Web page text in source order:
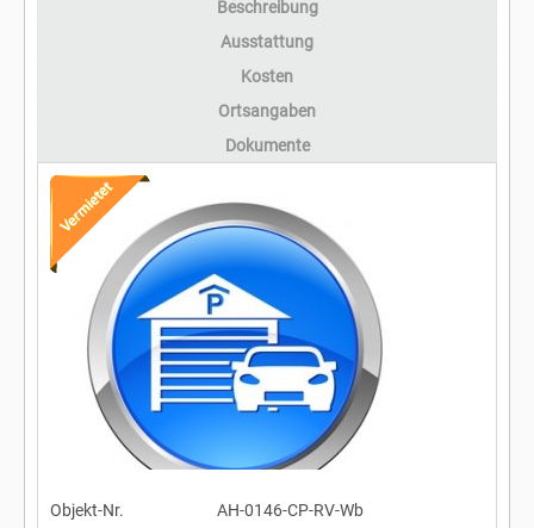
Beschreibung
Ausstattung
Kosten
Ortsangaben
Dokumente
Objekt-Nr.
AH-0146-CP-RV-Wb